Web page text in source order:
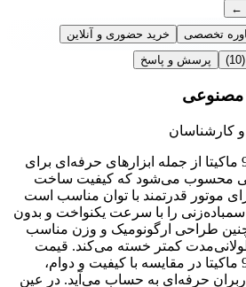
←
تخصصی
خرید حضوری و آنلاین
(10) پرسش و پاسخ
کارشناسان
سمباده غلطکی مدل 9032 ماکیتا از جمله ابزارهای حرفه‌ای برای
محسوب می‌شود که کیفیت ساخت
موتور قدرتمند با توان مناسب است
سمباده‌زنی را با سرعت یکنواخت و بدون
طراحی ارگونومیک و وزن مناسب
طولانی‌مدت کمتر خسته می‌کند. قیمت
سمباده غلطکی مدل 9032 ماکیتا در مقایسه با کیفیت و دوام،
حرفه‌ای به حساب می‌آید. در عین